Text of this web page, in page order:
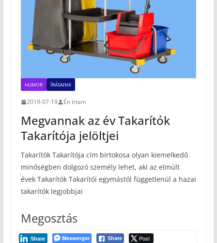
HUMOR ÍRÁSAINK
2019-07-19 Én írtam
Megvannak az év Takarítók
Takarítója jelöltjei
Takarítók Takarítója cím birtokosa olyan kiemelkedő
minőségben dolgozó személy lehet, aki az elmúlt
évek Takarítók Takarítói egymástól függetlenül a hazai
takarítók legjobbjai
Megosztás
Messenger Share Post
Share